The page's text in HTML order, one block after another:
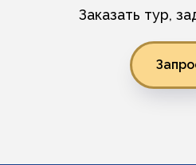
Заказать тур,